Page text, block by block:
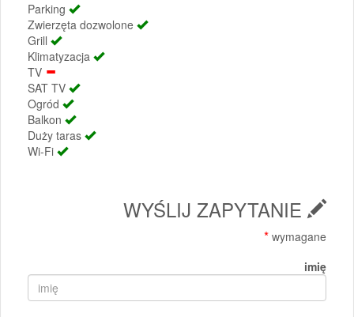
Parking
Zwierzęta dozwolone
Grill
Klimatyzacja
TV
SAT TV
Ogród
Balkon
Duży taras
Wi-Fi
WYŚLIJ ZAPYTANIE
* wymagane
imię